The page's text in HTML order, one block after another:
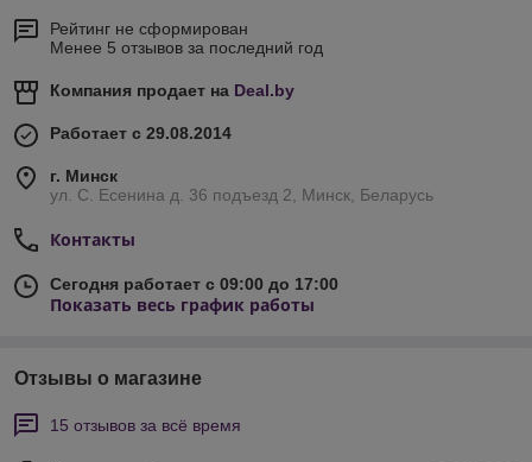
Рейтинг не сформирован
Менее 5 отзывов за последний год
Компания продает на Deal.by
Работает с 29.08.2014
г. Минск
ул. С. Есенина д. 36 подъезд 2, Минск, Беларусь
Контакты
Сегодня работает с 09:00 до 17:00
Показать весь график работы
Отзывы о магазине
15 отзывов за всё время